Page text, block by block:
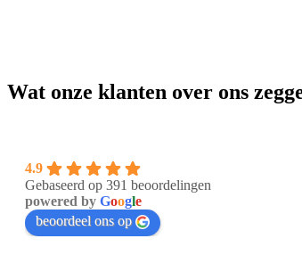
Wat onze klanten over ons
4.9
Gebaseerd op 391 beoordelingen
powered by Google
beoordeel ons op